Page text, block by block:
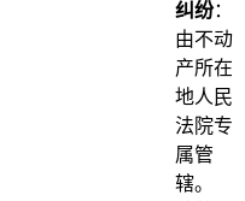
纠纷：
由不动
产所在
地人民
法院专
属管
辖。